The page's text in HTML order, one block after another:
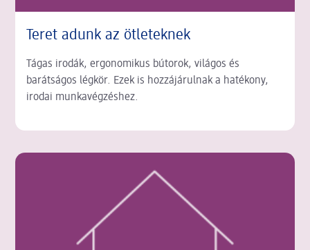
Teret adunk az ötleteknek
Tágas irodák, ergonomikus bútorok, világos és
barátságos légkör. Ezek is hozzájárulnak a hatékony,
irodai munkavégzéshez.